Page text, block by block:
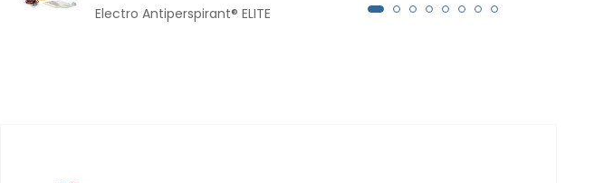
Electro Antiperspirant® ELITE